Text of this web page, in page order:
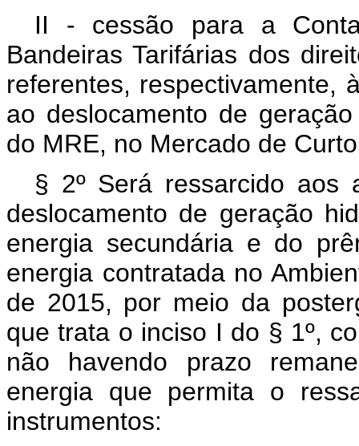
II - cessão para a
Bandeiras Tarifárias dos
referentes, respectivamente,
ao deslocamento de
do MRE, no Mercado de
§ 2º Será ressarcido aos
deslocamento de geração
energia secundária e do
energia contratada no
de 2015, por meio da
que trata o inciso I do § 1º,
não havendo prazo
energia que permita o
instrumentos: